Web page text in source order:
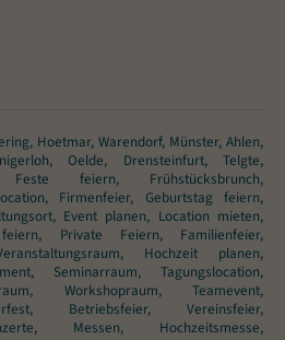
Hoetmar, Warendorf, Münster, Ahlen,
Oelde, Drensteinfurt, Telgte,
Feste feiern, Frühstücksbrunch,
Firmenfeier, Geburtstag feiern,
Event planen, Location mieten,
Private Feiern, Familienfeier,
Hochzeit planen,
Seminarraum, Tagungslocation,
Workshopraum, Teamevent,
Betriebsfeier, Vereinsfeier,
Messen, Hochzeitsmesse,